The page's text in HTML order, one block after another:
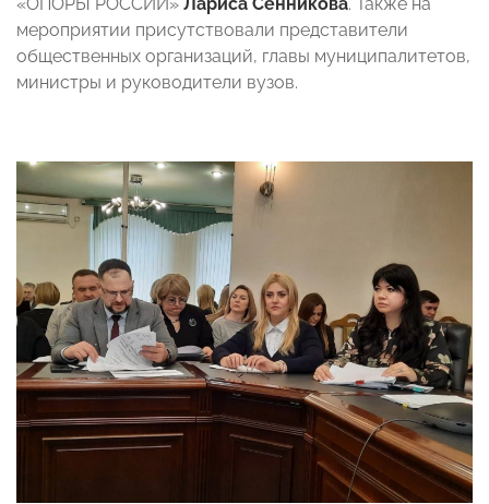
мероприятии присутствовали представители
общественных организаций, главы муниципалитетов,
министры и руководители вузов.